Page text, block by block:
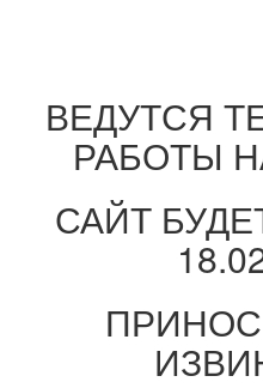
ВЕДУТСЯ
РАБОТЫ
САЙТ